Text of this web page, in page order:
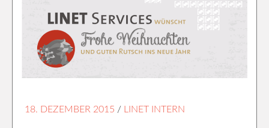
18. DEZEMBER 2015 / LINET INTERN